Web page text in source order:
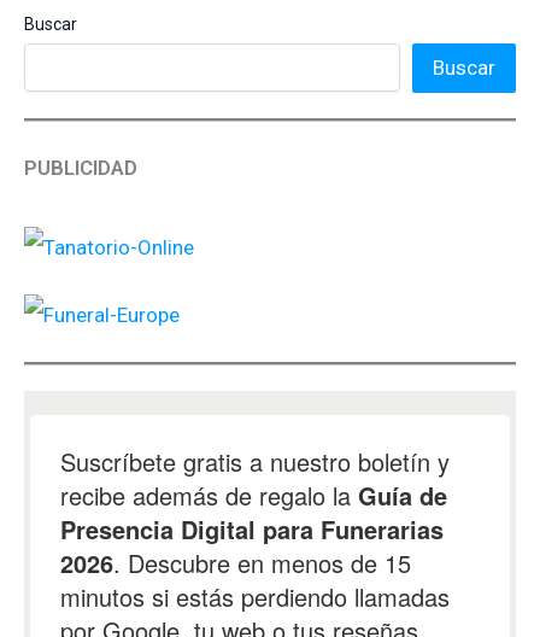
Buscar
Buscar
PUBLICIDAD